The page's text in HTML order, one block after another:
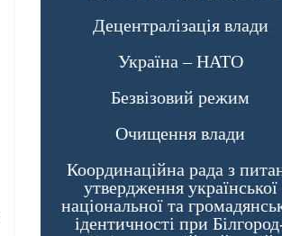
Децентралізація влади
Україна – НАТО
Безвізовий режим
Очищення влади
Координаційна рада з
утвердження української
національної та
ідентичності при